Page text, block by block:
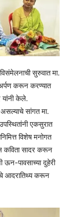
सुरुवात मा.
अर्पण करून करण्यात
यांनी केले.
सांगत मा.
एकसुरात
विशेष मनोगत
कविता सादर करून
ऊन-पावसाच्या दुहेरी
आदरातिथ्य करून